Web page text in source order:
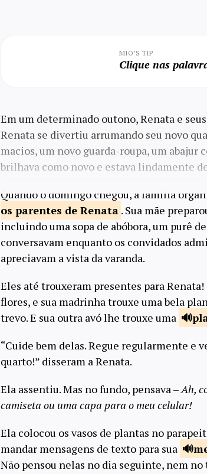
MIO’S TIP
Clique nas
Em um determinado outono, Renata e
Renata se divertiu arrumando seu novo
macios, um novo guarda-roupa, um abajur
brilhava como novo e estava lindamente
Quando o domingo chegou, a família
os parentes de Renata . Sua mãe
incluindo uma sopa de abóbora, um purê
conversavam enquanto os convidados
apreciavam a vista da varanda.
Eles até trouxeram presentes para
flores, e sua madrinha trouxe uma bela
trevo. E sua outra avó lhe trouxe uma
“Cuide bem delas. Regue regularmente e
quarto!” disseram a Renata.
Ela assentiu. Mas no fundo, pensava –Ah,
camiseta ou uma capa para o meu celular!
Ela colocou os vasos de plantas no
mandar mensagens de texto para sua
Não pensou nelas no dia seguinte, nem